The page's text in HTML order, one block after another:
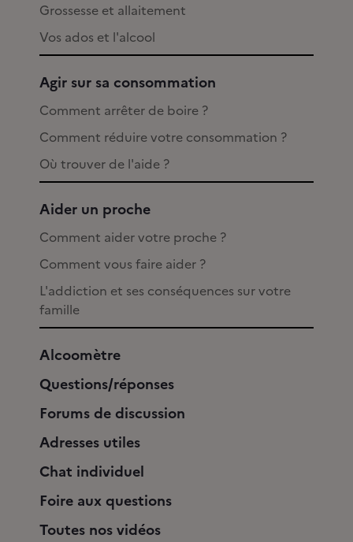
Grossesse et allaitement
Vos ados et l'alcool
Agir sur sa consommation
Comment arrêter de boire ?
Comment réduire votre consommation ?
Où trouver de l'aide ?
Aider un proche
Comment aider votre proche ?
Comment vous faire aider ?
L'addiction et ses conséquences sur votre
famille
Alcoomètre
Questions/réponses
Forums de discussion
Adresses utiles
Chat individuel
Foire aux questions
Toutes nos vidéos